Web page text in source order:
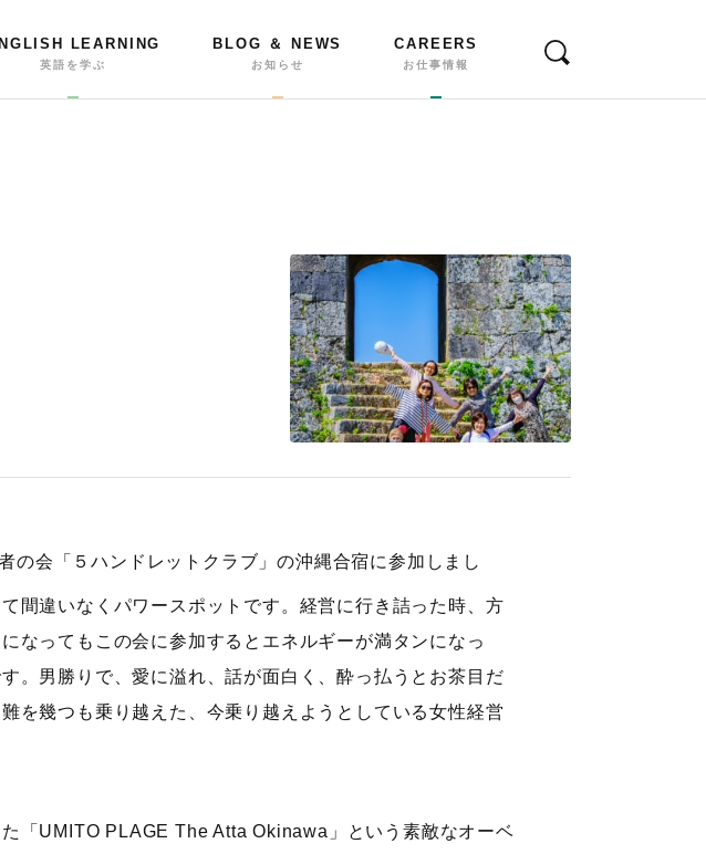
LEARNING
英語を学ぶ
BLOG ＆ NEWS
お知らせ
CAREERS
お仕事情報
の会「５ハンドレットクラブ」の沖縄合宿に参加しまし
間違いなくパワースポットです。経営に行き詰った時、方
なってもこの会に参加するとエネルギーが満タンになっ
。男勝りで、愛に溢れ、話が面白く、酔っ払うとお茶目だ
を幾つも乗り越えた、今乗り越えようとしている女性経営
「UMITO PLAGE The Atta Okinawa」という素敵なオーベ